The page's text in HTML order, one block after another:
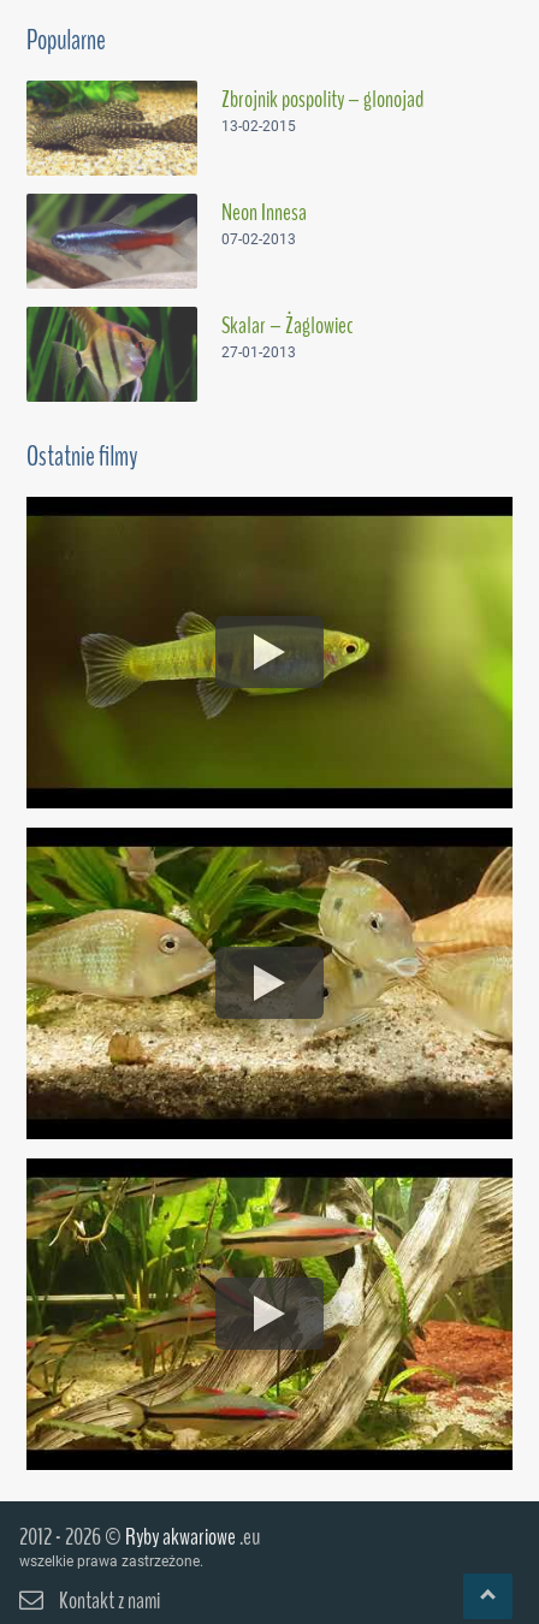
Popularne
Zbrojnik pospolity – glonojad
13-02-2015
Neon Innesa
07-02-2013
Skalar – Żaglowiec
27-01-2013
Ostatnie filmy
2012 - 2026 ©Ryby akwariowe.eu
wszelkie prawa zastrzeżone.
Kontakt z nami